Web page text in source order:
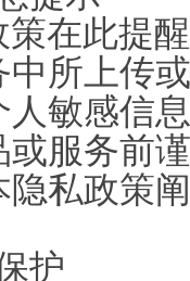
策在此提
所上传
敏感信
服务前
私政策
护